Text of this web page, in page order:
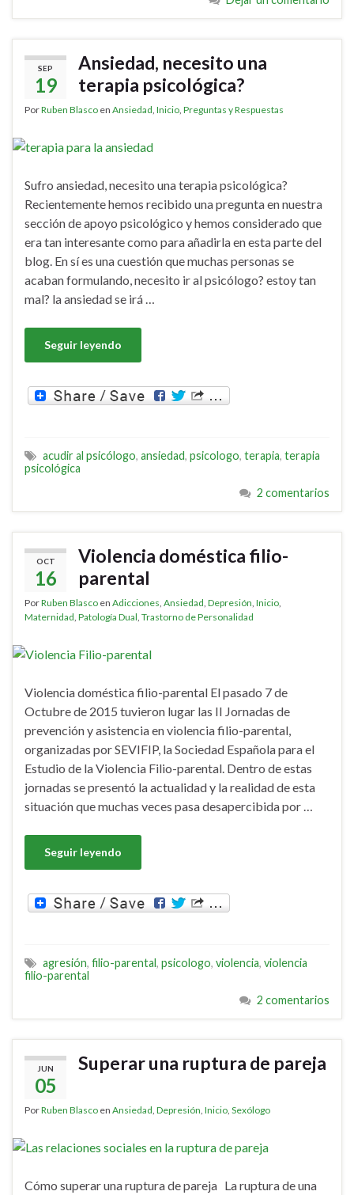
SEP
19
Ansiedad, necesito una
terapia psicológica?
PorRuben Blasco en Ansiedad Inicio Preguntas y Respuestas
Sufro ansiedad, necesito una terapia psicológica?
Recientemente hemos recibido una pregunta en nuestra
sección de apoyo psicológico y hemos considerado que
era tan interesante como para añadirla en esta parte del
blog. En sí es una cuestión que muchas personas se
acaban formulando, necesito ir al psicólogo? estoy tan
mal? la ansiedad se irá …
Seguir leyendo
acudir al psicólogo, ansiedad, psicologo, terapia, terapia
psicológica
2 comentarios
OCT
16
Violencia doméstica filio-
parental
PorRuben Blasco en Adicciones Ansiedad Depresión Inicio
Maternidad Patología Dual Trastorno de Personalidad
Violencia doméstica filio-parental El pasado 7 de
Octubre de 2015 tuvieron lugar las II Jornadas de
prevención y asistencia en violencia filio-parental,
organizadas por SEVIFIP, la Sociedad Española para el
Estudio de la Violencia Filio-parental. Dentro de estas
jornadas se presentó la actualidad y la realidad de esta
situación que muchas veces pasa desapercibida por …
Seguir leyendo
agresión, filio-parental, psicologo, violencia, violencia
filio-parental
2 comentarios
JUN
05
Superar una ruptura de pareja
PorRuben Blasco en Ansiedad Depresión Inicio Sexólogo
Cómo superar una ruptura de pareja La ruptura de una